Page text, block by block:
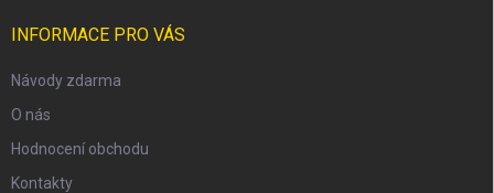
INFORMACE PRO VÁS
Návody zdarma
O nás
Hodnocení obchodu
Kontakty